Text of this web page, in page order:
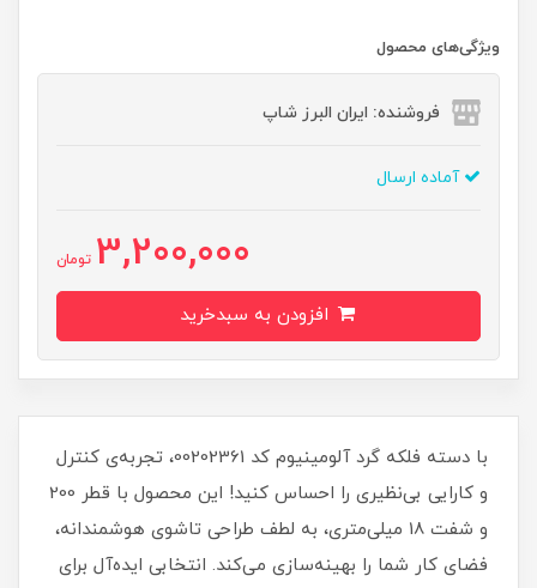
ویژگی‌های محصول
فروشنده: ایران البرز شاپ
آماده ارسال
3,200,000 تومان
با دسته فلکه گرد آلومینیوم کد 00202361، تجربه‌ی کنترل
و کارایی بی‌نظیری را احساس کنید! این محصول با قطر 200
و شفت 18 میلی‌متری، به لطف طراحی تاشوی هوشمندانه،
فضای کار شما را بهینه‌سازی می‌کند. انتخابی ایده‌آل برای